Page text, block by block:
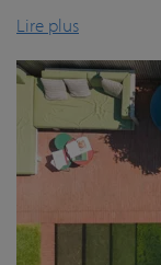
Lire plus